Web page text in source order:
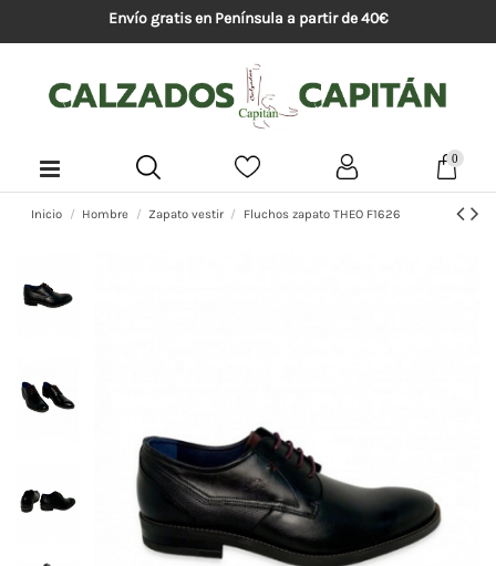
Envío gratis en Península a partir de 40€
0
Inicio Hombre Zapato vestir Fluchos zapato THEO F1626